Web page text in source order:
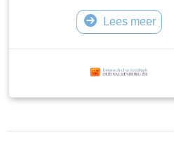
Lees meer